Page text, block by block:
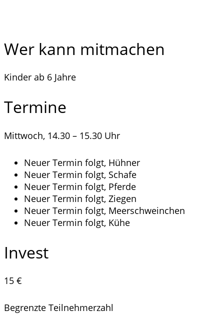
Wer kann mitmachen
Kinder ab 6 Jahre
Termine
Mittwoch, 14.30 – 15.30 Uhr
Neuer Termin folgt, Hühner
Neuer Termin folgt, Schafe
Neuer Termin folgt, Pferde
Neuer Termin folgt, Ziegen
Neuer Termin folgt, Meerschweinchen
Neuer Termin folgt, Kühe
Invest
15 €
Begrenzte Teilnehmerzahl